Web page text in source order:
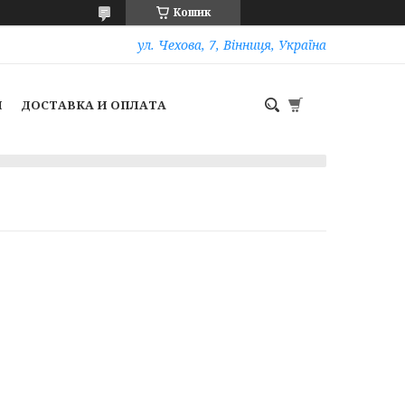
Кошик
ул. Чехова, 7, Вінниця, Україна
ДОСТАВКА И ОПЛАТА